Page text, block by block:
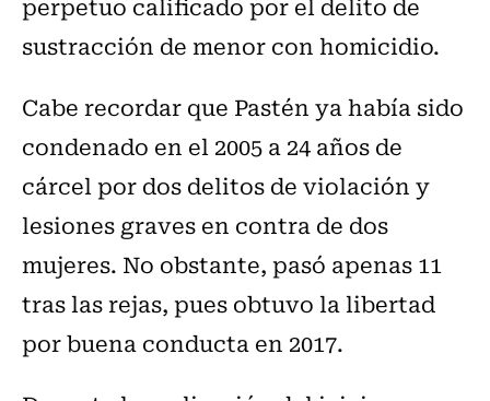
sustracción de menor con homicidio.
Cabe recordar que Pastén ya había sido
condenado en el 2005 a 24 años de
cárcel por dos delitos de violación y
lesiones graves en contra de dos
mujeres. No obstante, pasó apenas 11
tras las rejas, pues obtuvo la libertad
por buena conducta en 2017.